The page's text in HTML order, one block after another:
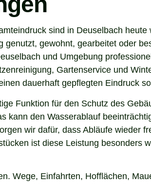
sind in Deuselbach
gewohnt, gearbeitet oder
und Umgebung
Gartenservice und
dauerhaft gepflegten Eindruck
Funktion für den Schutz des
den Wasserablauf
wir dafür, dass Abläufe wieder
ist diese Leistung besonders
Wege, Einfahrten, Hofflächen,